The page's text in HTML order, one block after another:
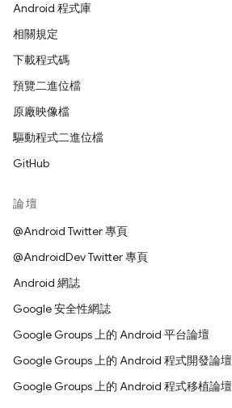
Android 程式庫
相關規定
下載程式碼
預覽二進位檔
原廠映像檔
驅動程式二進位檔
GitHub
論壇
@Android Twitter 專頁
@AndroidDev Twitter 專頁
Android 網誌
Google 安全性網誌
Google Groups 上的 Android 平台論壇
Google Groups 上的 Android 程式開發論壇
Google Groups 上的 Android 程式移植論壇